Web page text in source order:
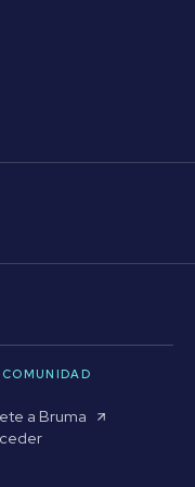
a Bruma